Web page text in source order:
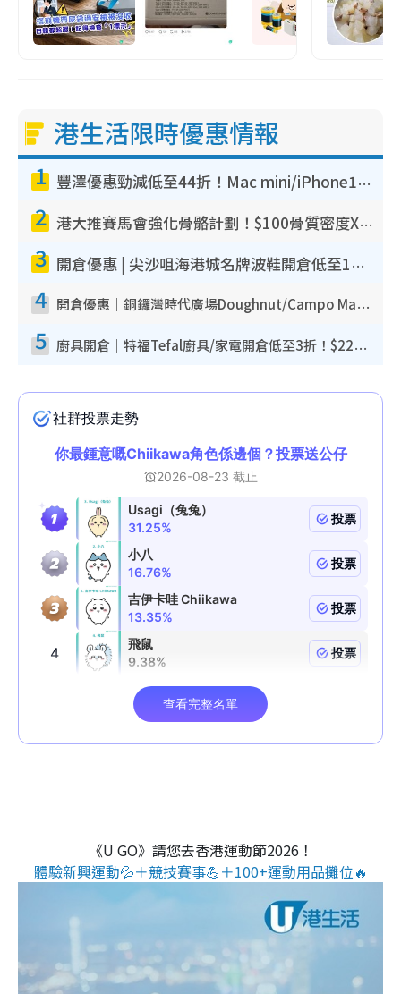
港生活限時優惠情報
1 豐澤優惠勁減低至44折！Mac mini/iPhone17Pro大減價！廚房家電$220起
2 港大推賽馬會強化骨骼計劃！$100骨質密度X光檢查 完成免費運動訓練送超市禮券！附參加資格
3 開倉優惠 | 尖沙咀海港城名牌波鞋開倉低至1折！On鞋$899起／Joy&Peace鞋履$98起
4 開倉優惠｜銅鑼灣時代廣場Doughnut/Campo Marzio開倉低至1折！背囊、書包、手袋劈價$200起
5 廚具開倉｜特福Tefal廚具/家電開倉低至3折！$220起買平底鍋/炒鑊/湯煲！電飯煲/吸塵機/燙斗$418起
《U GO》請您去香港運動節2026！
體驗新興運動💦＋競技賽事💪＋100+運動用品攤位🔥